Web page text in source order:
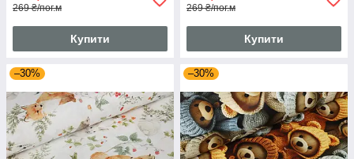
269 ₴/пог.м
Купити
269 ₴/пог.м
Купити
–30% –30%